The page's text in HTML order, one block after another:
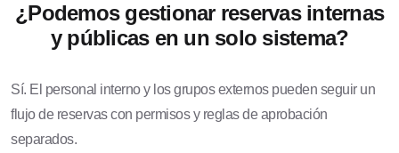
¿Podemos gestionar reservas internas
y públicas en un solo sistema?
Sí. El personal interno y los grupos externos pueden seguir un
flujo de reservas con permisos y reglas de aprobación
separados.